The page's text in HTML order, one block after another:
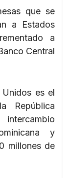
que se
a Estados
a
Central
es el
República
y
millones de